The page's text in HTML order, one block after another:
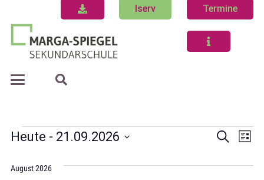
Iserv Termine
Veranstaltungen Suche
Liste
Heute - 21.09.2026
wählen.
August 2026